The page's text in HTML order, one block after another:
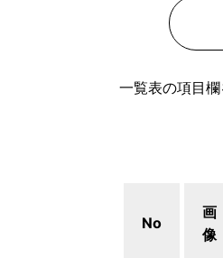
一覧表の項目
No
画
像